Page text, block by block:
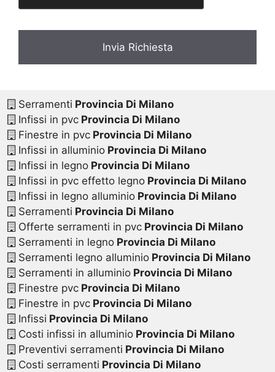
Serramenti Provincia Di Milano
Infissi in pvcProvincia Di Milano
Finestre in pvcProvincia Di Milano
Infissi in alluminioProvincia Di Milano
Infissi in legnoProvincia Di Milano
Infissi in pvc effetto legnoProvincia Di Milano
Infissi in legno alluminioProvincia Di Milano
Serramenti Provincia Di Milano
Offerte serramenti in pvcProvincia Di Milano
Serramenti in legnoProvincia Di Milano
Serramenti legno alluminioProvincia Di Milano
Serramenti in alluminioProvincia Di Milano
Finestre pvcProvincia Di Milano
Finestre in pvcProvincia Di Milano
Infissi Provincia Di Milano
Costi infissi in alluminioProvincia Di Milano
Preventivi serramenti Provincia Di Milano
Costi serramenti Provincia Di Milano